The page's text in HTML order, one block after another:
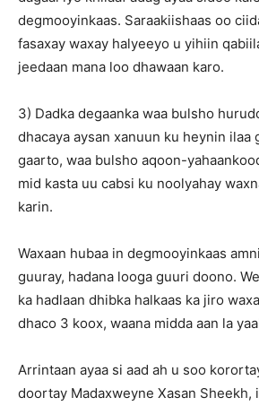
degmooyinkaas. Saraakiishaas oo
fasaxay waxay halyeeyo u yihiin
jeedaan mana loo dhawaan karo.
3) Dadka degaanka waa bulsho
dhacaya aysan xanuun ku heynin ilaa
gaarto, waa bulsho aqoon-
mid kasta uu cabsi ku noolyahay
karin.
Waxaan hubaa in degmooyinkaas
guuray, hadana looga guuri doono.
ka hadlaan dhibka halkaas ka jiro
dhaco 3 koox, waana midda aan la
Arrintaan ayaa si aad ah u soo
doortay Madaxweyne Xasan Sheekh,